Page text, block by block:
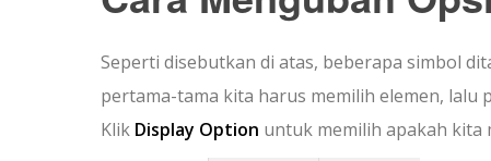
Seperti disebutkan di atas, beberapa simbol
pertama-tama kita harus memilih elemen, lalu
Klik Display Option untuk memilih apakah kita